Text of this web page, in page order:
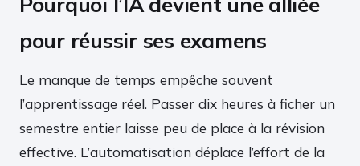
pour réussir ses examens
Le manque de temps empêche souvent
l’apprentissage réel. Passer dix heures à ficher un
semestre entier laisse peu de place à la révision
effective. L’automatisation déplace l’effort de la